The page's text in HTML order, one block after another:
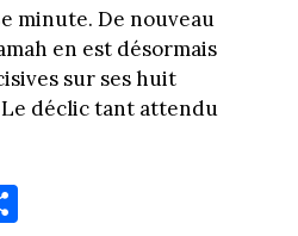
minute. De nouveau
en est désormais
sur ses huit
déclic tant attendu
Pa